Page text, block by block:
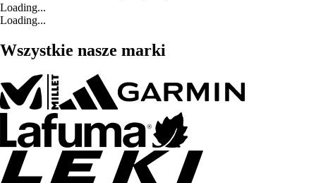
Loading...
Loading...
Wszystkie nasze marki